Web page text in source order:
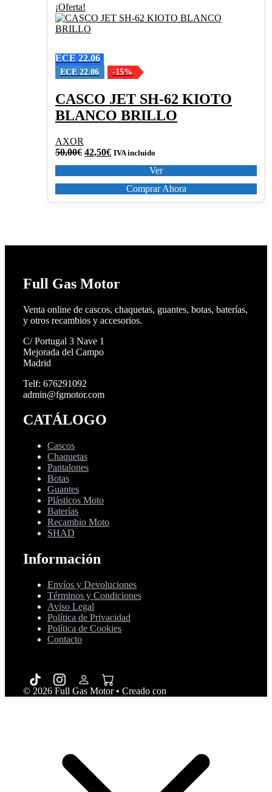
¡Oferta!
ECE 22.06
ECE 22.06 -15%
CASCO JET SH-62 KIOTO
BLANCO BRILLO
AXOR
50,00€ El
era:
50,00€.
42,50€El
es:
42,50€.
IVA incluido
Ver
Este
producto
tiene
Las
opciones
pueden
elegir
en
página
de
producto
Comprar Ahora
Full Gas Motor
Venta online de cascos, chaquetas, guantes, botas, baterías,
y otros recambios y accesorios.
C/ Portugal 3 Nave 1
Mejorada del Campo
Madrid
Telf: 676291092
admin@fgmotor.com
CATÁLOGO
Cascos
Chaquetas
Pantalones
Botas
Guantes
Plásticos Moto
Baterías
Recambio Moto
SHAD
Información
Envíos y Devoluciones
Términos y Condiciones
Aviso Legal
Política de Privacidad
Política de Cookies
Contacto
© 2026 Full Gas Motor• Creado con